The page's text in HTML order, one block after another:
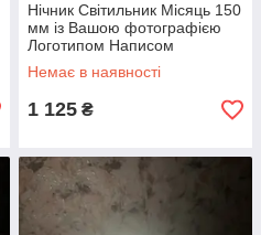
Нічник Світильник Місяць 150
мм із Вашою фотографією
Логотипом Написом
акумуляторний 16 кольорів
пульт
Немає в наявності
1 125 ₴